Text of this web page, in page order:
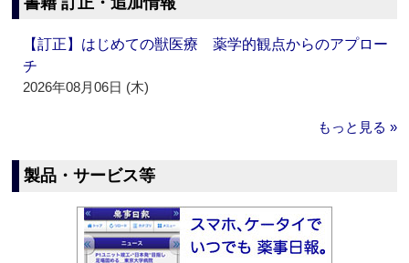
【訂正】はじめての獣医療 薬学的観点からのアプロー
チ
2026年08月06日 (木)
もっと見る »
製品・サービス等